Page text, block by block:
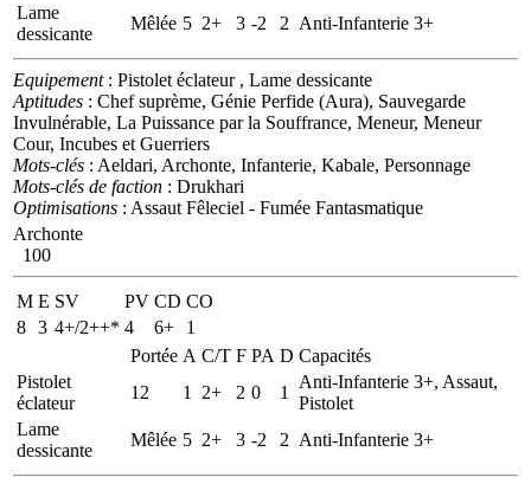
Lame
dessicante
Mêlée 5 2+ 3 -2 2 Anti-Infanterie 3+
Equipement: Pistolet éclateur , Lame dessicante
Aptitudes : Chef suprème, Génie Perfide (Aura), Sauvegarde
Invulnérable, La Puissance par la Souffrance, Meneur, Meneur
Cour, Incubes et Guerriers
Mots-clés : Aeldari, Archonte, Infanterie, Kabale, Personnage
Mots-clés de faction : Drukhari
Optimisations : Assaut Fêleciel - Fumée Fantasmatique
Archonte
100
M E SV PV CD CO
8 3 4+/2++* 4 6+
1
Portée A C/T F PA D Capacités
Pistolet
éclateur
12 1 2+ 2 0 1
Anti-Infanterie 3+, Assaut,
Pistolet
Lame
dessicante
Mêlée 5 2+ 3 -2 2 Anti-Infanterie 3+